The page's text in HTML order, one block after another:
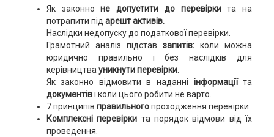
Як законноне допустити до перевіркита на
потрапити під арешт активів.
Наслідки недопуску до податкової перевірки.
Грамотний аналіз підставзапитів: коли можна
юридично правильно і без наслідків для
керівництвауникнути перевірки.
Як законно відмовити в наданні інформаціїта
документіві коли цього робити не варто.
7 принципів правильногопроходження перевірки.
Комплексні перевірки та порядок відмови від їх
проведення.